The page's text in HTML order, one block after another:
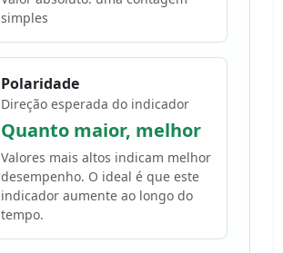
simples
Polaridade
Direção esperada do indicador
Quanto maior, melhor
Valores mais altos indicam melhor
desempenho. O ideal é que este
indicador aumente ao longo do
tempo.